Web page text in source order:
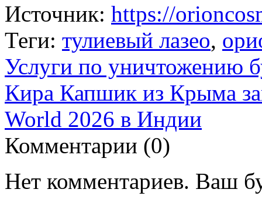
Источник: https://
Теги: тулиевый лазео,
Услуги по уничтожению
Кира Капшик из Крыма
World 2026 в Индии
Комментарии (0)
Нет комментариев. Ваш